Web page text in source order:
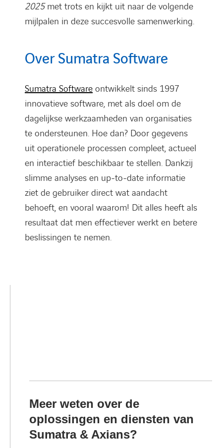
Meer weten over de
oplossingen en diensten van
Sumatra & Axians?
2025met trots en kijkt uit naar de volgende
mijlpalen in deze succesvolle samenwerking.
Over Sumatra Software
Sumatra Software ontwikkelt sinds 1997
innovatieve software, met als doel om de
dagelijkse werkzaamheden van organisaties
te ondersteunen. Hoe dan? Door gegevens
uit operationele processen compleet, actueel
en interactief beschikbaar te stellen. Dankzij
slimme analyses en up-to-date informatie
ziet de gebruiker direct wat aandacht
behoeft, en vooral waarom! Dit alles heeft als
resultaat dat men effectiever werkt en betere
beslissingen te nemen.